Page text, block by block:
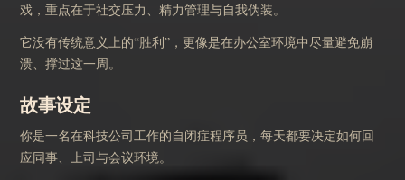
戏，重点在于社交压力、精力管理与自我伪装。
它没有传统意义上的“胜利”，更像是在办公室环境中尽量避免崩
溃、撑过这一周。
故事设定
你是一名在科技公司工作的自闭症程序员，每天都要决定如何回
应同事、上司与会议环境。